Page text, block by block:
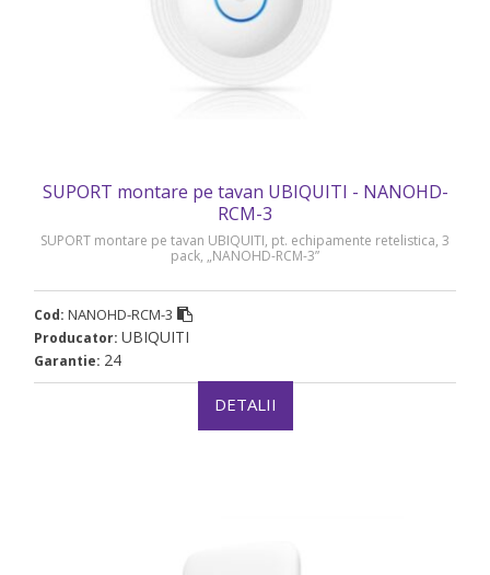
SUPORT montare pe tavan UBIQUITI - NANOHD-
RCM-3
SUPORT montare pe tavan UBIQUITI, pt. echipamente retelistica, 3
pack, „NANOHD-RCM-3”
Cod: NANOHD-RCM-3
Producator: UBIQUITI
Garantie: 24
DETALII